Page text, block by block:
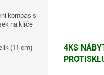
kompas s
na klíče
(11 cm)
4KS